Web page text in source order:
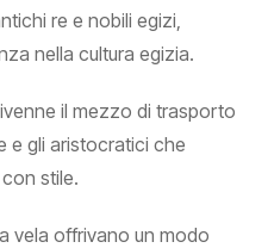
re e nobili egizi,
nella cultura egizia.
il mezzo di trasporto
e gli aristocratici che
stile.
vela offrivano un modo